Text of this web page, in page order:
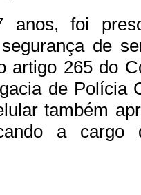
anos, foi
de
artigo 265 do
de Polícia
também
a